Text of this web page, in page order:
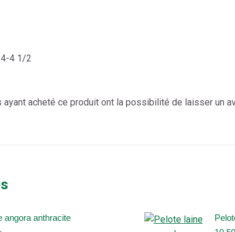
4-4 1/2
acheté ce produit ont la possibilité de laisser un
angora anthracite